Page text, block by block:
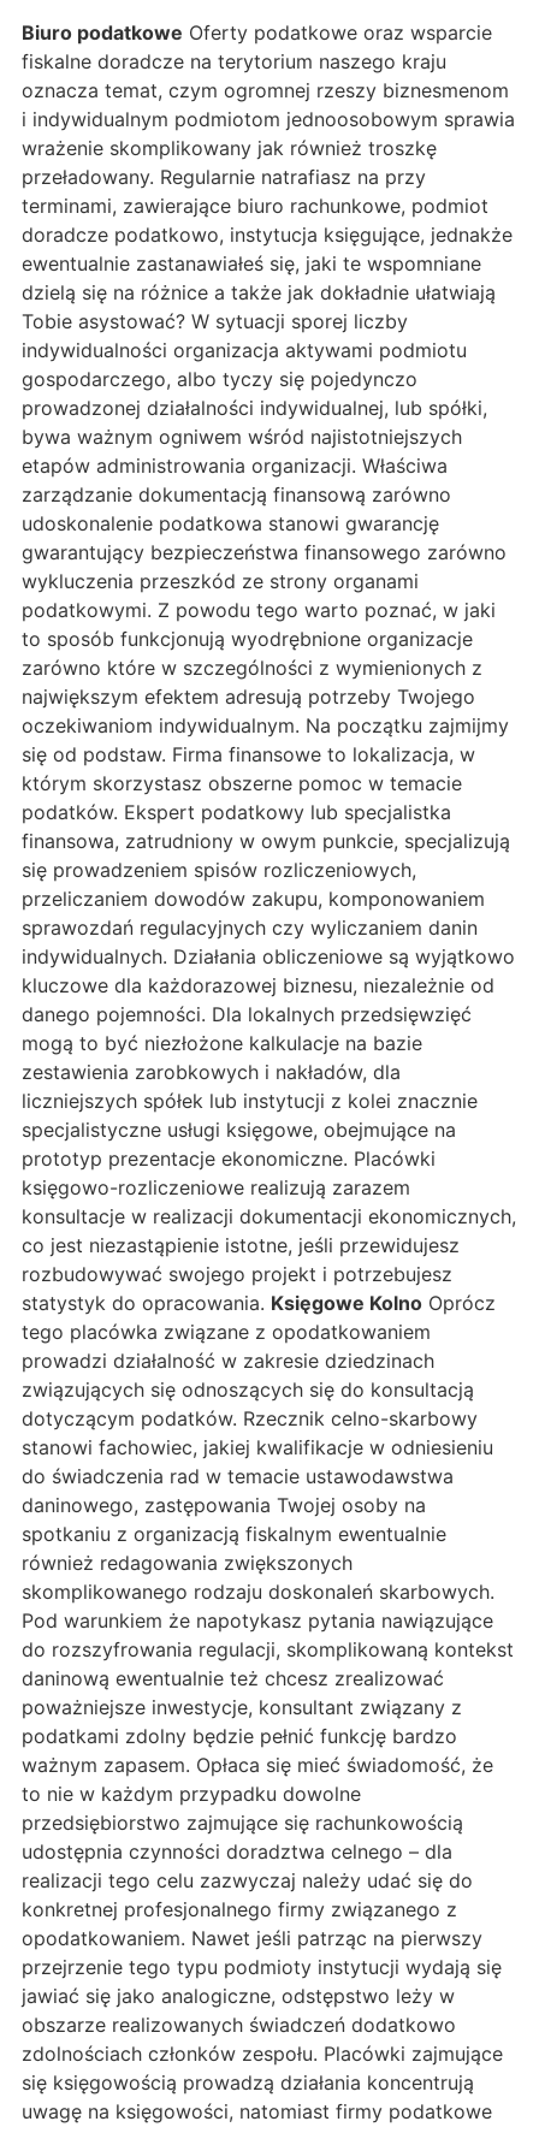
Biuro podatkowe Oferty podatkowe oraz wsparcie
fiskalne doradcze na terytorium naszego kraju
oznacza temat, czym ogromnej rzeszy biznesmenom
i indywidualnym podmiotom jednoosobowym sprawia
wrażenie skomplikowany jak również troszkę
przeładowany. Regularnie natrafiasz na przy
terminami, zawierające biuro rachunkowe, podmiot
doradcze podatkowo, instytucja księgujące, jednakże
ewentualnie zastanawiałeś się, jaki te wspomniane
dzielą się na różnice a także jak dokładnie ułatwiają
Tobie asystować? W sytuacji sporej liczby
indywidualności organizacja aktywami podmiotu
gospodarczego, albo tyczy się pojedynczo
prowadzonej działalności indywidualnej, lub spółki,
bywa ważnym ogniwem wśród najistotniejszych
etapów administrowania organizacji. Właściwa
zarządzanie dokumentacją finansową zarówno
udoskonalenie podatkowa stanowi gwarancję
gwarantujący bezpieczeństwa finansowego zarówno
wykluczenia przeszkód ze strony organami
podatkowymi. Z powodu tego warto poznać, w jaki
to sposób funkcjonują wyodrębnione organizacje
zarówno które w szczególności z wymienionych z
największym efektem adresują potrzeby Twojego
oczekiwaniom indywidualnym. Na początku zajmijmy
się od podstaw. Firma finansowe to lokalizacja, w
którym skorzystasz obszerne pomoc w temacie
podatków. Ekspert podatkowy lub specjalistka
finansowa, zatrudniony w owym punkcie, specjalizują
się prowadzeniem spisów rozliczeniowych,
przeliczaniem dowodów zakupu, komponowaniem
sprawozdań regulacyjnych czy wyliczaniem danin
indywidualnych. Działania obliczeniowe są wyjątkowo
kluczowe dla każdorazowej biznesu, niezależnie od
danego pojemności. Dla lokalnych przedsięwzięć
mogą to być niezłożone kalkulacje na bazie
zestawienia zarobkowych i nakładów, dla
liczniejszych spółek lub instytucji z kolei znacznie
specjalistyczne usługi księgowe, obejmujące na
prototyp prezentacje ekonomiczne. Placówki
księgowo-rozliczeniowe realizują zarazem
konsultacje w realizacji dokumentacji ekonomicznych,
co jest niezastąpienie istotne, jeśli przewidujesz
rozbudowywać swojego projekt i potrzebujesz
statystyk do opracowania. Księgowe Kolno Oprócz
tego placówka związane z opodatkowaniem
prowadzi działalność w zakresie dziedzinach
związujących się odnoszących się do konsultacją
dotyczącym podatków. Rzecznik celno-skarbowy
stanowi fachowiec, jakiej kwalifikacje w odniesieniu
do świadczenia rad w temacie ustawodawstwa
daninowego, zastępowania Twojej osoby na
spotkaniu z organizacją fiskalnym ewentualnie
również redagowania zwiększonych
skomplikowanego rodzaju doskonaleń skarbowych.
Pod warunkiem że napotykasz pytania nawiązujące
do rozszyfrowania regulacji, skomplikowaną kontekst
daninową ewentualnie też chcesz zrealizować
poważniejsze inwestycje, konsultant związany z
podatkami zdolny będzie pełnić funkcję bardzo
ważnym zapasem. Opłaca się mieć świadomość, że
to nie w każdym przypadku dowolne
przedsiębiorstwo zajmujące się rachunkowością
udostępnia czynności doradztwa celnego – dla
realizacji tego celu zazwyczaj należy udać się do
konkretnej profesjonalnego firmy związanego z
opodatkowaniem. Nawet jeśli patrząc na pierwszy
przejrzenie tego typu podmioty instytucji wydają się
jawiać się jako analogiczne, odstępstwo leży w
obszarze realizowanych świadczeń dodatkowo
zdolnościach członków zespołu. Placówki zajmujące
się księgowością prowadzą działania koncentrują
uwagę na księgowości, natomiast firmy podatkowe